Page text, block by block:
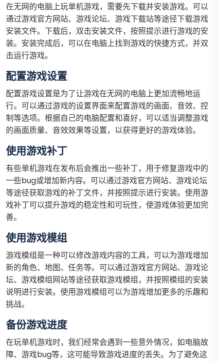
在无网的电脑上玩单机游戏，需要先下载并安装游戏。可以
通过游戏官方网站、游戏论坛、游戏下载站等途径下载游戏
安装文件。下载后，双击安装文件，按照提示进行游戏的安
装。安装完成后，可以在电脑上找到游戏的快捷方式，并双
击运行游戏。
配置游戏设置
配置游戏设置是为了让游戏在无网的电脑上更加流畅地运
行。可以通过游戏的设置界面来配置游戏的画面、音效、控
制等选项。根据自己的电脑配置和喜好，可以适当调整游戏
的画面质量、音效效果等设置，以获得更好的游戏体验。
使用游戏补丁
有些单机游戏在发布后会推出一些补丁，用于修复游戏中的
一些bug或增加新内容。可以通过游戏官方网站、游戏论坛
等途径获取游戏的补丁文件，并按照提示进行安装。使用游
戏补丁可以提升游戏的稳定性和可玩性，使游戏体验更加完
善。
使用游戏模组
游戏模组是一种可以修改游戏内容的工具，可以为游戏增加
新的角色、地图、任务等。可以通过游戏官方网站、游戏论
坛、游戏模组网站等途径获取游戏模组，并按照模组的安装
说明进行安装。使用游戏模组可以为游戏增加更多的乐趣和
挑战。
备份游戏进度
在玩单机游戏时，我们经常会遇到一些意外情况，如电脑故
障、游戏bug等，这可能导致游戏进度的丢失。为了避免这